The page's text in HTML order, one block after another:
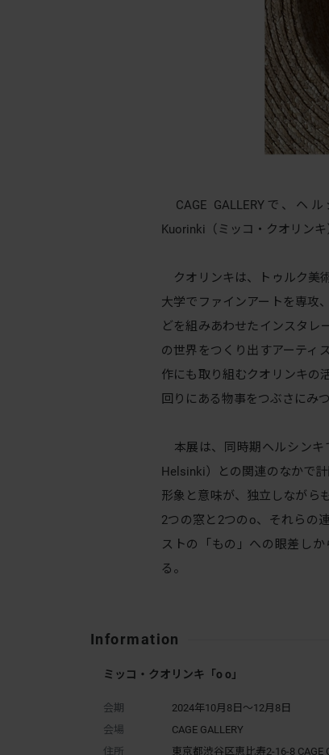
CAGE GALLERYで、ヘ
Kuorinki（ミッコ・クオリン
クオリンキは、トゥルク美
大学でファインアートを専攻
どを組みあわせたインスタレ
の世界をつくり出すアーティ
作にも取り組むクオリンキの
回りにある物事をつぶさにみ
本展は、同時期ヘルシンキ
Helsinki）との関連のなかで
形象と意味が、独立しながら
2つの窓と2つのo、それらの
ストの「もの」への眼差し
る。
Information
ミッコ・クオリンキ「o o」
会期
2024年10月8日～12月8日
会場
CAGE GALLERY
住所
東京都渋谷区恵比寿2-16-8 CAGE